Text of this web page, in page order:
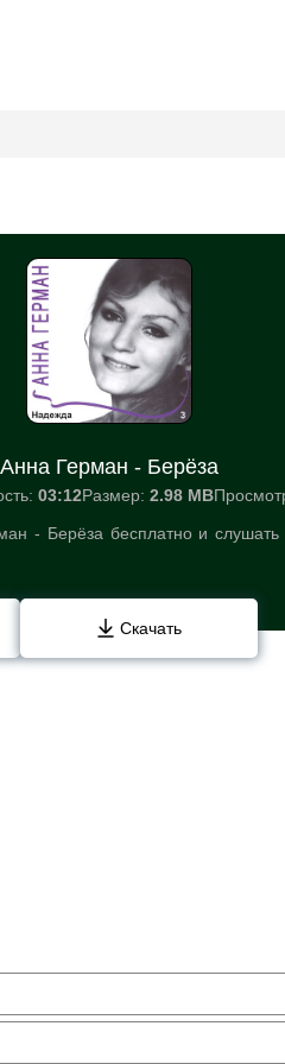
Анна Герман - Берёза
03:12Размер: 2.98 MB
- Берёза бесплатно и слушать
Скачать